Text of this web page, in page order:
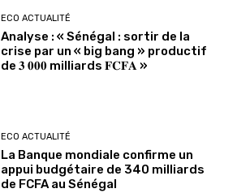
ECO ACTUALITÉ
Analyse : « Sénégal : sortir de la
crise par un « big bang » productif
de 𝟑 𝟎𝟎𝟎 milliards 𝐅𝐂𝐅𝐀 »
ECO ACTUALITÉ
La Banque mondiale confirme un
appui budgétaire de 340 milliards
de FCFA au Sénégal